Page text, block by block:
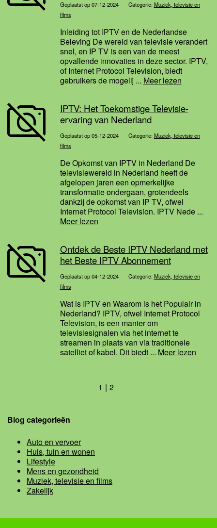
Geplaatst op 07-12-2024 Categorie:Muziek, televisie en
films
Inleiding tot IPTV en de Nederlandse
Beleving De wereld van televisie verandert
snel, en IP TV is een van de meest
opvallende innovaties in deze sector. IPTV,
of Internet Protocol Television, biedt
gebruikers de mogelij ... Meer lezen
IPTV: Het Toekomstige Televisie-
ervaring van Nederland
Geplaatst op 05-12-2024 Categorie:Muziek, televisie en
films
De Opkomst van IPTV in Nederland De
televisiewereld in Nederland heeft de
afgelopen jaren een opmerkelijke
transformatie ondergaan, grotendeels
dankzij de opkomst van IP TV, ofwel
Internet Protocol Television. IPTV Nede ...
Meer lezen
Ontdek de Beste IPTV Nederland met
het Beste IPTV Abonnement
Geplaatst op 04-12-2024 Categorie:Muziek, televisie en
films
Wat is IPTV en Waarom is het Populair in
Nederland? IPTV, ofwel Internet Protocol
Television, is een manier om
televisiesignalen via het internet te
streamen in plaats van via traditionele
satelliet of kabel. Dit biedt ... Meer lezen
1 2
Blog categorieën
Auto en vervoer
Huis, tuin en wonen
Lifestyle
Mens en gezondheid
Muziek, televisie en films
Zakelijk